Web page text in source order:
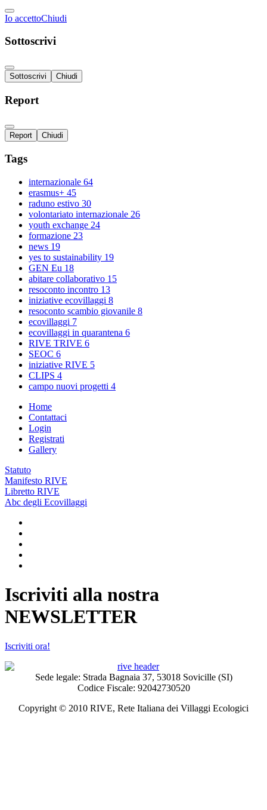
Io accettoChiudi
Sottoscrivi
Sottoscrivi Chiudi
Report
Report Chiudi
Tags
internazionale 64
erasmus+ 45
raduno estivo 30
volontariato internazionale 26
youth exchange 24
formazione 23
news 19
yes to sustainability 19
GEN Eu 18
abitare collaborativo 15
resoconto incontro 13
iniziative ecovillaggi 8
resoconto scambio giovanile 8
ecovillaggi 7
ecovillaggi in quarantena 6
RIVE TRIVE 6
SEOC 6
iniziative RIVE 5
CLIPS 4
campo nuovi progetti 4
Home
Contattaci
Login
Registrati
Gallery
Statuto
Manifesto RIVE
Libretto RIVE
Abc degli Ecovillaggi
Iscriviti alla nostra
NEWSLETTER
Iscriviti ora!
Sede legale: Strada Bagnaia 37, 53018 Sovicille (SI)
Codice Fiscale: 92042730520
Copyright © 2010 RIVE, Rete Italiana dei Villaggi Ecologici